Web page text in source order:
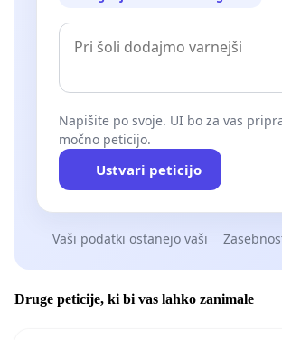
Napišite po svoje. UI bo za vas
močno peticijo.
Ustvari peticijo
Vaši podatki ostanejo vaši
Druge peticije, ki bi vas lahko zanimale